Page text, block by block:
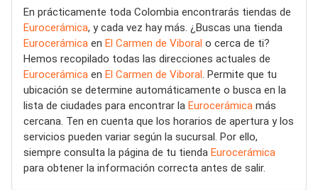
En prácticamente toda Colombia encontrarás tiendas de
Eurocerámica, y cada vez hay más. ¿Buscas una tienda
Eurocerámica en El Carmen de Viboral o cerca de ti?
Hemos recopilado todas las direcciones actuales de
Eurocerámica en El Carmen de Viboral. Permite que tu
ubicación se determine automáticamente o busca en la
lista de ciudades para encontrar la Eurocerámica más
cercana. Ten en cuenta que los horarios de apertura y los
servicios pueden variar según la sucursal. Por ello,
siempre consulta la página de tu tienda Eurocerámica
para obtener la información correcta antes de salir.